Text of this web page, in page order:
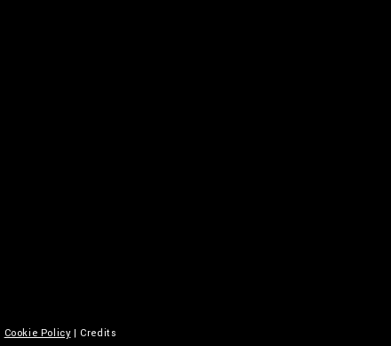
Cookie Policy| Credits